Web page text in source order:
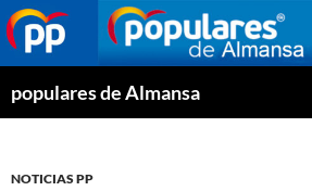
populares de Almansa
NOTICIAS PP